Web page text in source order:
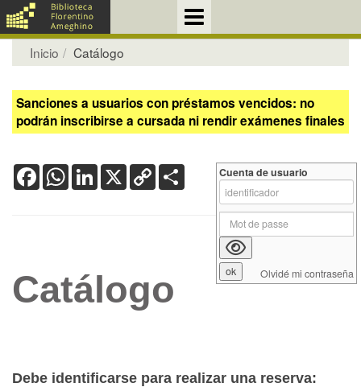
Inicio Catálogo
Sanciones a usuarios con préstamos vencidos: no
podrán inscribirse a cursada ni rendir exámenes finales
FacebookWhatsApp
LinkedIn
X Copy
Link
Catálogo
Debe identificarse para realizar una reserva:
Cuenta de usuario
Olvidé mi contraseña